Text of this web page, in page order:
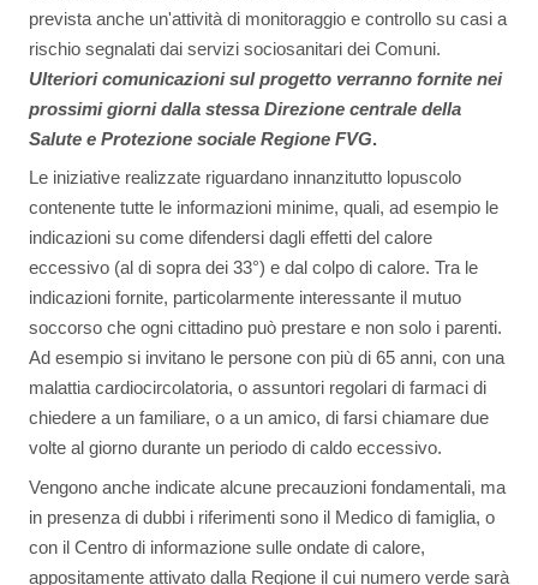
prevista anche un'attività di monitoraggio e controllo su casi a
rischio segnalati dai servizi sociosanitari dei Comuni.
Ulteriori comunicazioni sul progetto verranno fornite nei
prossimi giorni dalla stessa Direzione centrale della
Salute e Protezione sociale Regione FVG.
Le iniziative realizzate riguardano innanzitutto lopuscolo
contenente tutte le informazioni minime, quali, ad esempio le
indicazioni su come difendersi dagli effetti del calore
eccessivo (al di sopra dei 33°) e dal colpo di calore. Tra le
indicazioni fornite, particolarmente interessante il mutuo
soccorso che ogni cittadino può prestare e non solo i parenti.
Ad esempio si invitano le persone con più di 65 anni, con una
malattia cardiocircolatoria, o assuntori regolari di farmaci di
chiedere a un familiare, o a un amico, di farsi chiamare due
volte al giorno durante un periodo di caldo eccessivo.
Vengono anche indicate alcune precauzioni fondamentali, ma
in presenza di dubbi i riferimenti sono il Medico di famiglia, o
con il Centro di informazione sulle ondate di calore,
appositamente attivato dalla Regione il cui numero verde sarà